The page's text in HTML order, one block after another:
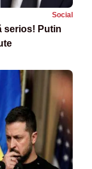
Social
serios! Putin